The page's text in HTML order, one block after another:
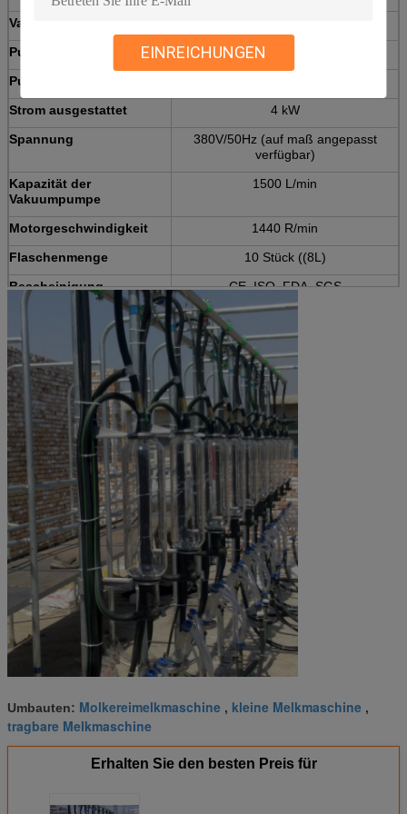
EINREICHUNGEN
Vakuumgrad
Pulszeiten
60-80 Mal pro Minute
Pulsfrequenz
Strom ausgestattet
4 kW
Spannung
380V/50Hz (auf maß angepasst
verfügbar)
Kapazität der
Vakuumpumpe
1500 L/min
Motorgeschwindigkeit
1440 R/min
Flaschenmenge
10 Stück ((8L)
Bescheinigung
CE, ISO, FDA, SGS
Umbauten: Molkereimelkmaschine , kleine Melkmaschine ,
tragbare Melkmaschine
Erhalten Sie den besten Preis für